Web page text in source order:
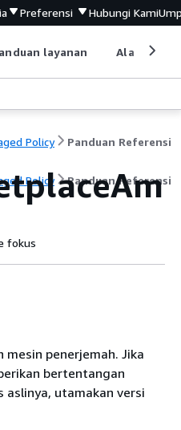
Preferensi Hubungi Kami
layanan Alat
Policy Panduan Referensi
Policy Panduan Referensi
fokus
mesin penerjemah. Jika
bertentangan
aslinya, utamakan versi